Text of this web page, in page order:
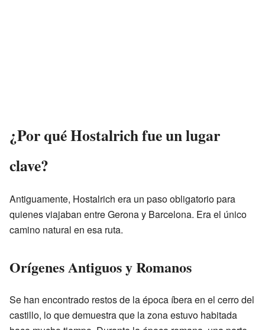
¿Por qué Hostalrich fue un lugar
clave?
Antiguamente, Hostalrich era un paso obligatorio para
quienes viajaban entre Gerona y Barcelona. Era el único
camino natural en esa ruta.
Orígenes Antiguos y Romanos
Se han encontrado restos de la época íbera en el cerro del
castillo, lo que demuestra que la zona estuvo habitada